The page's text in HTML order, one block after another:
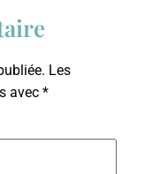
Les
avec *